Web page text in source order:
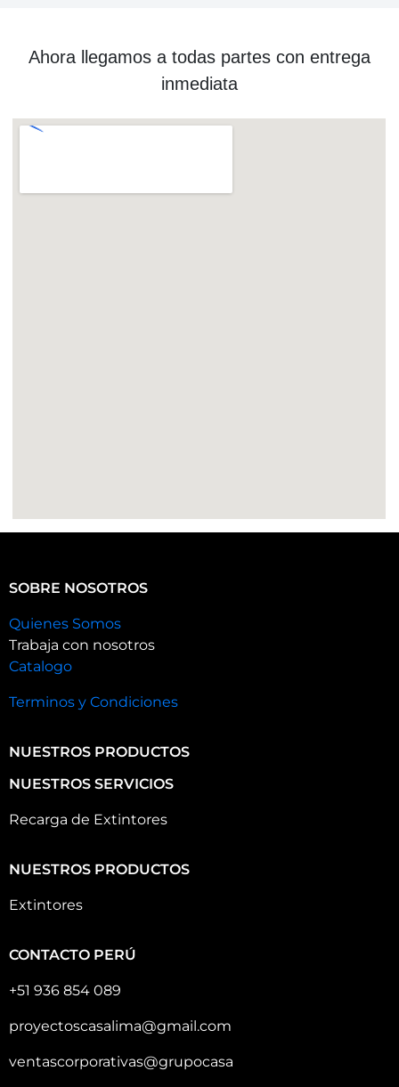
Ahora llegamos a todas partes con entrega
inmediata
SOBRE NOSOTROS
Quienes Somos
Trabaja con nosotros
Catalogo
Terminos y Condiciones
NUESTROS PRODUCTOS
NUESTROS SERVICIOS
Recarga de Extintores
NUESTROS PRODUCTOS
Extintores
CONTACTO PERÚ
+51 936 854 089
proyectoscasalima@gmail.com
ventascorporativas@grupocasa